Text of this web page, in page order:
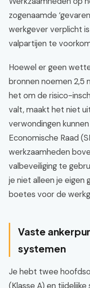
zogenaamde
werkgever verplicht
valpartijen te
Hoewel er geen
bronnen noemen 2,5
het om de risico-
valt, maakt het niet
verwondingen
Economische Raad
werkzaamheden
valbeveiliging te
je niet alleen je eigen
boetes voor de
Vaste
systemen
Je hebt twee
(Klasse A) en tijdelijke